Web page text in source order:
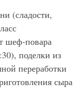
(сладости,
шеф-повара
поделки из
переработки
сыра